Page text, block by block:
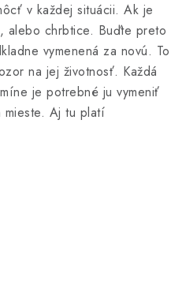
v každej situácii. Ak je
alebo chrbtice. Buďte preto
vymenená za novú. To
na jej životnosť. Každá
je potrebné ju vymeniť
mieste. Aj tu platí